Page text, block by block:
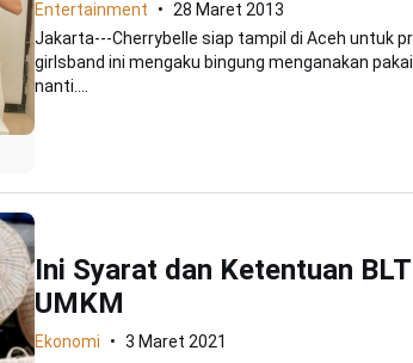
Entertainment
28 Maret 2013
Jakarta---Cherrybelle siap tampil di Aceh untuk
girlsband ini mengaku bingung menganakan
nanti....
Ini Syarat dan Ketentuan
UMKM
Ekonomi
3 Maret 2021